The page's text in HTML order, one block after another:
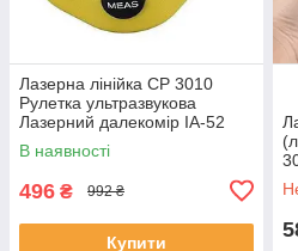
Лазерна лінійка CP 3010
Рулетка ультразвукова
Лазерний далекомір IA-52
В наявності
496 ₴ 992 ₴
Купити